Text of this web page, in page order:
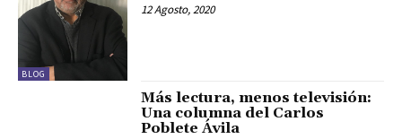
BLOG
12 Agosto, 2020
Más lectura, menos televisión:
Una columna del Carlos
Poblete Ávila